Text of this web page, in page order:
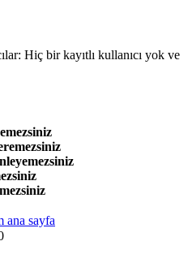
Hiç bir kayıtlı kullanıcı yok ve
ana sayfa